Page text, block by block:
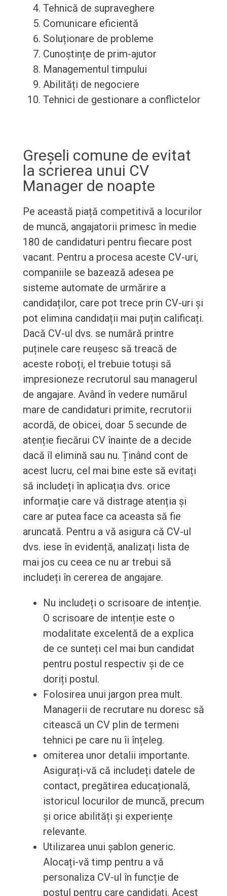
Tehnică de supraveghere
Comunicare eficientă
Soluționare de probleme
Cunoștințe de prim-ajutor
Managementul timpului
Abilități de negociere
Tehnici de gestionare a conflictelor
Greșeli comune de evitat
la scrierea unui CV
Manager de noapte
Pe această piață competitivă a locurilor
de muncă, angajatorii primesc în medie
180 de candidaturi pentru fiecare post
vacant. Pentru a procesa aceste CV-uri,
companiile se bazează adesea pe
sisteme automate de urmărire a
candidaților, care pot trece prin CV-uri și
pot elimina candidații mai puțin calificați.
Dacă CV-ul dvs. se numără printre
puținele care reușesc să treacă de
aceste roboți, el trebuie totuși să
impresioneze recrutorul sau managerul
de angajare. Având în vedere numărul
mare de candidaturi primite, recrutorii
acordă, de obicei, doar 5 secunde de
atenție fiecărui CV înainte de a decide
dacă îl elimină sau nu. Ținând cont de
acest lucru, cel mai bine este să evitați
să includeți în aplicația dvs. orice
informație care vă distrage atenția și
care ar putea face ca aceasta să fie
aruncată. Pentru a vă asigura că CV-ul
dvs. iese în evidență, analizați lista de
mai jos cu ceea ce nu ar trebui să
includeți în cererea de angajare.
Nu includeți o scrisoare de intenție.
O scrisoare de intenție este o
modalitate excelentă de a explica
de ce sunteți cel mai bun candidat
pentru postul respectiv și de ce
doriți postul.
Folosirea unui jargon prea mult.
Managerii de recrutare nu doresc să
citească un CV plin de termeni
tehnici pe care nu îi înțeleg.
omiterea unor detalii importante.
Asigurați-vă că includeți datele de
contact, pregătirea educațională,
istoricul locurilor de muncă, precum
și orice abilități și experiențe
relevante.
Utilizarea unui șablon generic.
Alocați-vă timp pentru a vă
personaliza CV-ul în funcție de
postul pentru care candidați. Acest